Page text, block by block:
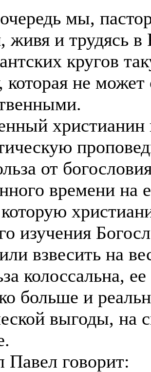
мы,
живя и трудясь
кругов
которая не
христианин
от
времени на
изучения
взвесить на
колоссальна,
больше и
выгоды, на
Павел говорит: